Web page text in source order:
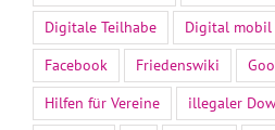
Digitale Teilhabe
Digital
Facebook
Friedenswiki
Hilfen für Vereine
illegaler